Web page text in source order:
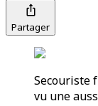
Partager
Secouriste
vu une